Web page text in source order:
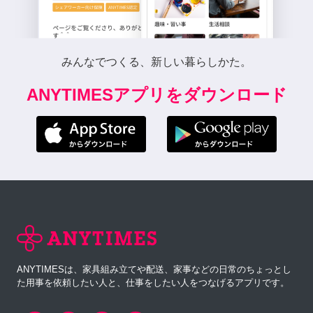
みんなでつくる、新しい暮らしかた。
ANYTIMESアプリをダウンロード
ANYTIMESは、家具組み立てや配送、家事などの日常のちょっとし
た用事を依頼したい人と、仕事をしたい人をつなげるアプリです。